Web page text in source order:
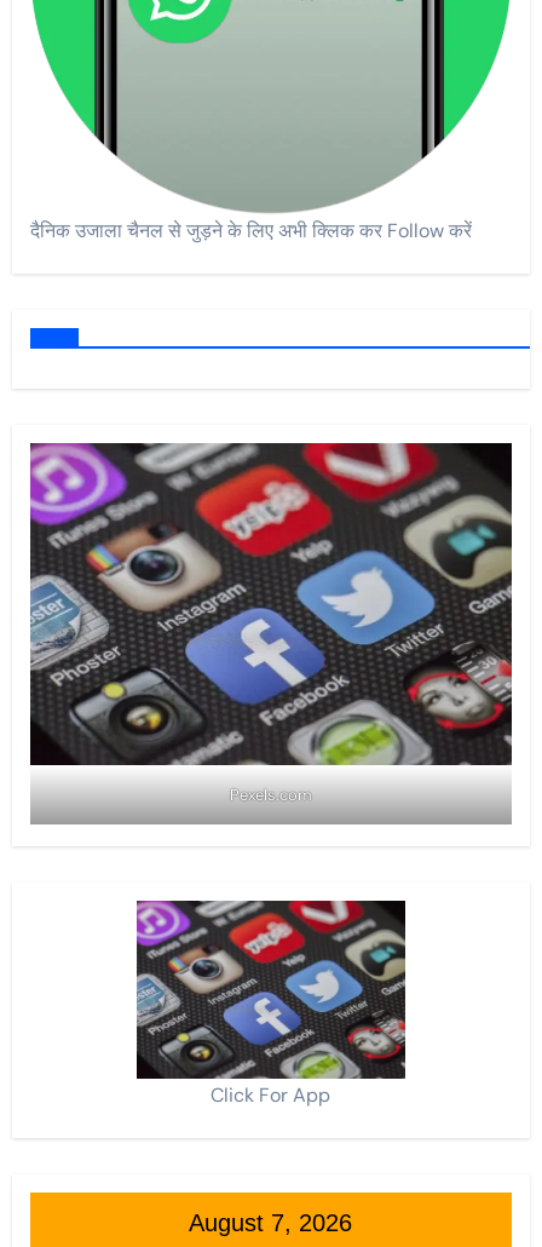
दैनिक उजाला चैनल से जुड़ने के लिए अभी क्लिक कर Follow करें
Pexels.com
Click For App
August 7, 2026